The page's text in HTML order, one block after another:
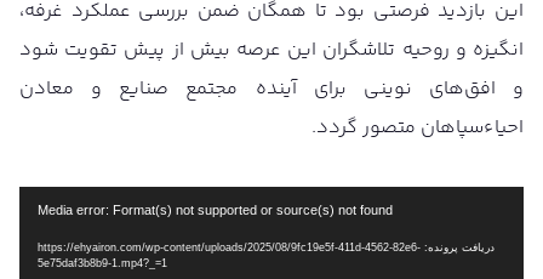
این بازدید فرصتی بود تا همگان ضمن بررسی عملکرد غرفه،
انگیزه و روحیه تلاشگران این عرصه بیش از پیش تقویت شود
و افق‌های نوینی برای آینده مجتمع صنایع و معادن
احیاءسپاهان متصور گردد.
Media error: Format(s) not supported or source(s) not found
دریافت پرونده: https://ehyairon.com/wp-content/uploads/2025/08/9fc19e5f-411d-4562-82e6-
5e75daf3b8b9-1.mp4?_=1